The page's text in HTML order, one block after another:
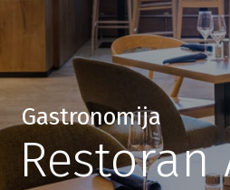
Gastronomija
Restoran